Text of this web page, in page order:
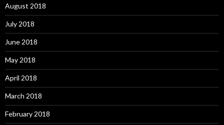
August 2018
July 2018
June 2018
May 2018
April 2018
March 2018
February 2018